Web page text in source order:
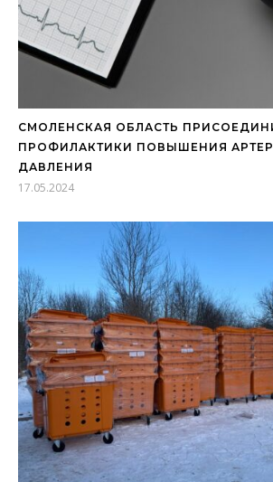
СМОЛЕНСКАЯ ОБЛАСТЬ
ПРОФИЛАКТИКИ ПОВЫШЕНИЯ
ДАВЛЕНИЯ
17.05.2024